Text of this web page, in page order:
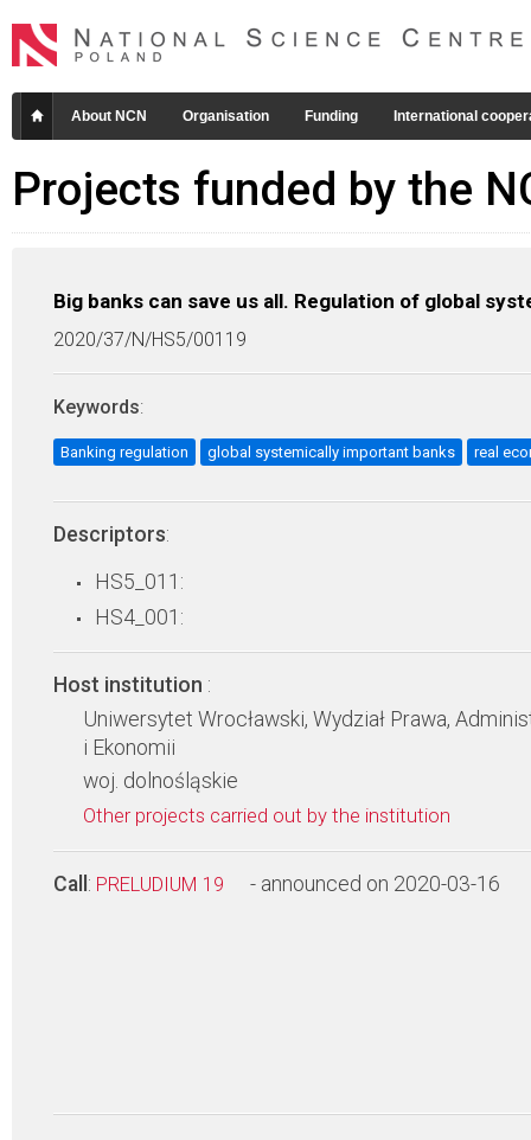
About NCN Organisation Funding International
Projects funded by the
Big banks can save us all. Regulation of global
2020/37/N/HS5/00119
Keywords:
Banking regulation global systemically important banks real
Descriptors:
HS5_011:
HS4_001:
Host institution :
Uniwersytet Wrocławski, Wydział Prawa,
i Ekonomii
woj. dolnośląskie
Other projects carried out by the institution
Call : PRELUDIUM 19 - announced on 2020-03-16